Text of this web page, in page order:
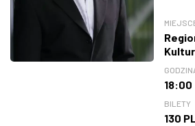
18:00
BILETY
130